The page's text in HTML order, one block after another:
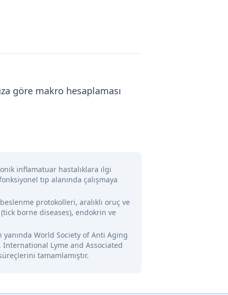
göre makro hesaplaması
inflamatuar hastalıklara ilgi
tıp alanında çalışmaya
protokolleri, aralıklı oruç ve
borne diseases), endokrin ve
World Society of Anti Aging
Lyme and Associated
tamamlamıştır.